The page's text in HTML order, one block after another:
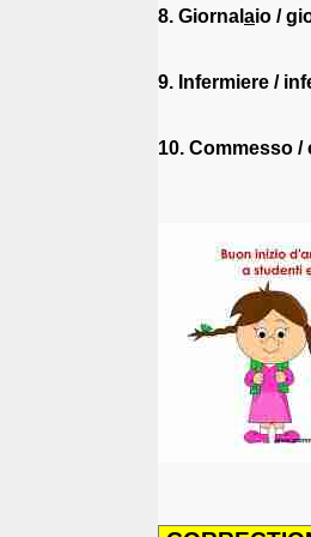
8. Giornal aio /
9. Infermiere /
10. Commesso /